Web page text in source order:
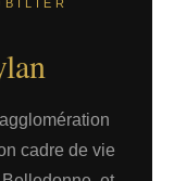
cadre de vie